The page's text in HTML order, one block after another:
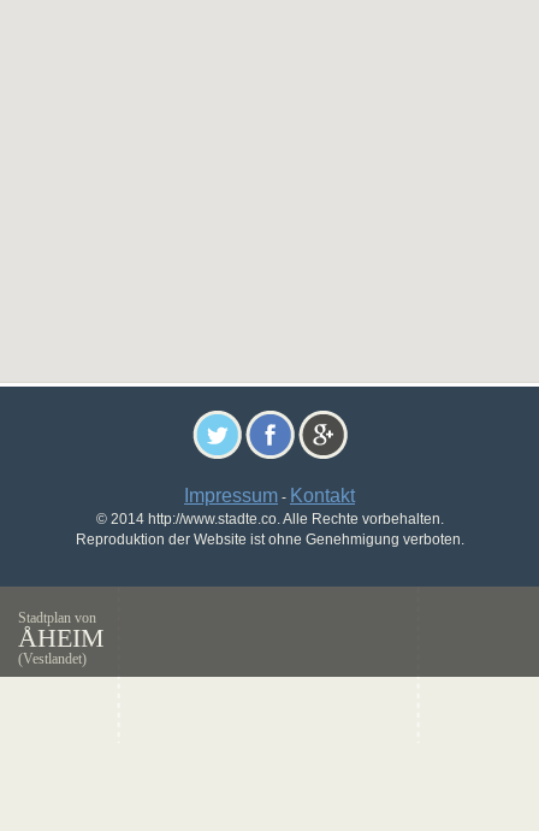
Impressum - Kontakt
© 2014 http://www.stadte.co. Alle Rechte vorbehalten.
Reproduktion der Website ist ohne Genehmigung verboten.
Stadtplan von
ÅHEIM
(Vestlandet)